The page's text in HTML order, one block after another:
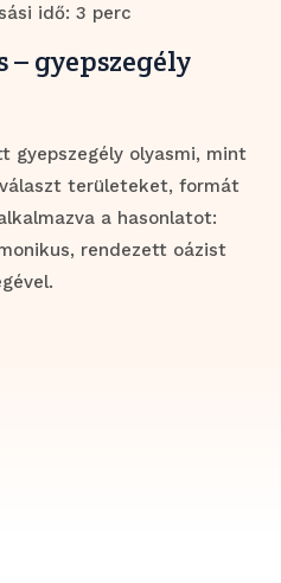
idő: 3 perc
– gyepszegély
gyepszegély olyasmi, mint
területeket, formát
a hasonlatot:
rendezett oázist